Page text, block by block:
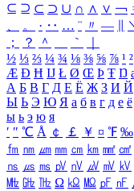
⊆ ⊇ ⊂ ⊃ ∪ ∩ ∧ ∨ ￢
、
。 · ‥ … ¨ 〃 ―
；
？ ＾ ｀
½ ⅓ ⅔ ¼ ¾ ⅛ ⅜ ⅝ ⅞ ¹ ²
Æ Ð Ħ Ĳ Ł Ø Œ Þ Ŧ Ŋ
А Б В Г Д Е Ё Ж З И Й
Ы Ь Э Ю Я а б в г д е ё
ы ь э ю я
′ ″ ℃ Å ￠ ￡ ￥ ¤ ℉ ‰
㎙ ㎚ ㎛ ㎜ ㎝ ㎞ ㎟ ㎠
㎱ ㎲ ㎳ ㎴ ㎵ ㎶ ㎷ ㎸
㎒ ㎓ ㎔ Ω ㏀ ㏁ ㎊ ㎋